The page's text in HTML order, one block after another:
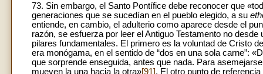
73. Sin embargo, el Santo Pontífice debe reconocer que
generaciones que se sucedían en el pueblo elegido, a su
entiende, en cambio, el adulterio como aparece desde el
razón, se esfuerza por leer el Antiguo Testamento no
pilares fundamentales. El primero es la voluntad de Cristo
era monógama, en el sentido de “dos en una sola carne”:
que sorprende enseguida, antes que nada. Para
mueven la una hacia la otra»[91]. El otro punto de